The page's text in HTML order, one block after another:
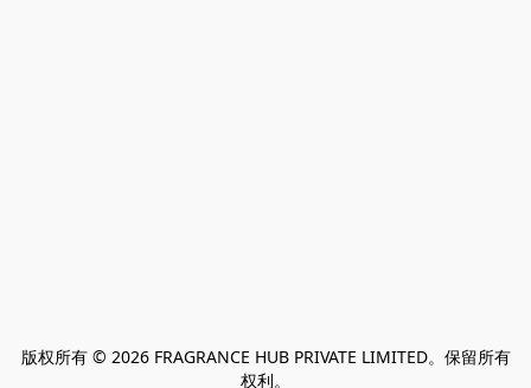
版权所有 © 2026 FRAGRANCE HUB PRIVATE LIMITED。保留所有
权利。